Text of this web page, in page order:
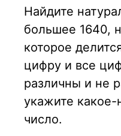
Найдите
большее 1640,
которое
цифру и все
различны и не
укажите какое-
число.